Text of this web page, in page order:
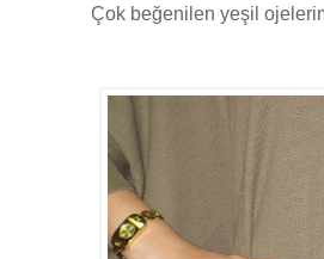
Çok beğenilen yeşil